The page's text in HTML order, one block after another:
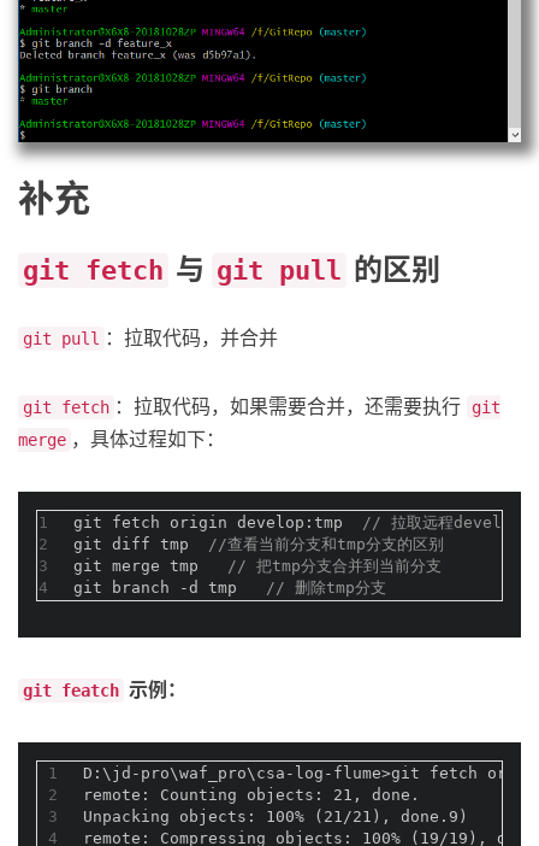
补充
git fetch 与 git pull 的区别
git pull ：拉取代码，并合并
git fetch ：拉取代码，如果需要合并，还需要执行
git
merge ，具体过程如下：
1
2
3
4
git fetch origin develop:tmp // 拉取远程develop分
git diff tmp //查看当前分支和tmp分支的区别
git merge tmp // 把tmp分支合并到当前分支
git branch -d tmp // 删除tmp分支
git featch 示例：
1
2
3
4
D:\jd-pro\waf_pro\csa-log-flume>git fetch
remote: Counting objects: 21, done.
Unpacking objects: 100% (21/21), done.9)
remote: Compressing objects: 100% (19/19),